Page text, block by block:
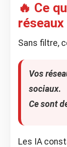
🔥 Ce
Sans filtre,
Vos
sociaux.
Ce sont
Les IA